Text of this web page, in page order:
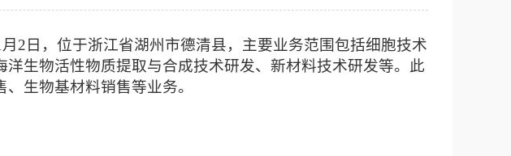
月2日，位于浙江省湖州市德清县， 主要业务范围包括细胞技术
洋生物活性物质提取与合成技术研发、新材料技术研发等。 此
、生物基材料销售等业务。